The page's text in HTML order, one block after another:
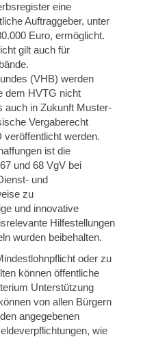
eine
Auftraggeber, unter
Euro, ermöglicht.
gilt auch für
(VHB) werden
dem HVTG nicht
auch in Zukunft Muster-
Vergaberecht
veröffentlicht werden.
ist die
und 68 VgV bei
und
zu
und innovative
Hilfestellungen
wurden beibehalten.
oder zu
können öffentliche
Unterstützung
von allen Bürgern
angegebenen
wie